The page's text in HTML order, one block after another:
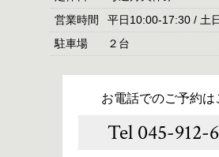
営業時間
平日10:00-17:30 / 土
駐車場
２台
お電話でのご予約は
Tel 045-912-